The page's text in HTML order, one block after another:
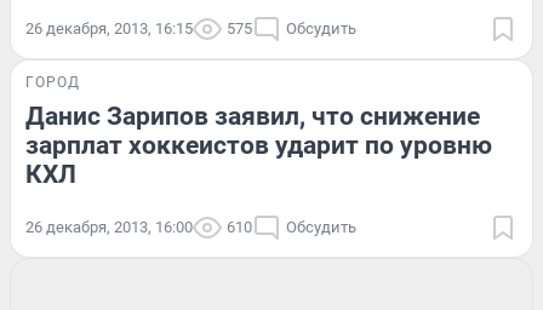
26 декабря, 2013, 16:15 575 Обсудить
ГОРОД
Данис Зарипов заявил, что снижение
зарплат хоккеистов ударит по уровню
КХЛ
26 декабря, 2013, 16:00 610 Обсудить